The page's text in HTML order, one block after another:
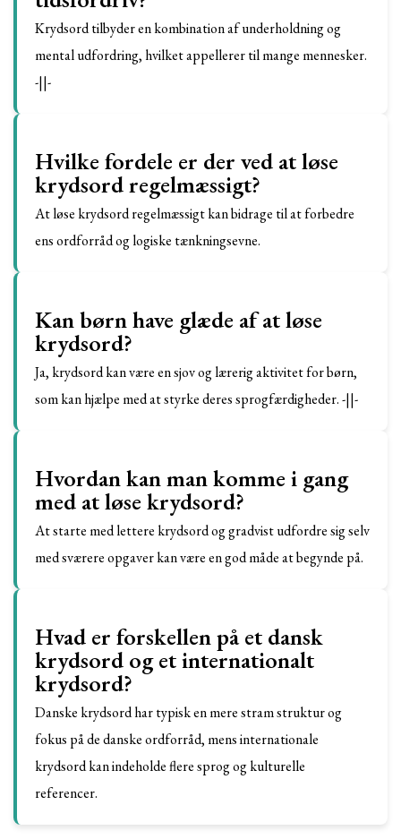
Krydsord tilbyder en kombination af underholdning og
mental udfordring, hvilket appellerer til mange mennesker.
-||-
Hvilke fordele er der ved at løse
krydsord regelmæssigt?
At løse krydsord regelmæssigt kan bidrage til at forbedre
ens ordforråd og logiske tænkningsevne.
Kan børn have glæde af at løse
krydsord?
Ja, krydsord kan være en sjov og lærerig aktivitet for børn,
som kan hjælpe med at styrke deres sprogfærdigheder. -||-
Hvordan kan man komme i gang
med at løse krydsord?
At starte med lettere krydsord og gradvist udfordre sig selv
med sværere opgaver kan være en god måde at begynde på.
Hvad er forskellen på et dansk
krydsord og et internationalt
krydsord?
Danske krydsord har typisk en mere stram struktur og
fokus på de danske ordforråd, mens internationale
krydsord kan indeholde flere sprog og kulturelle
referencer.